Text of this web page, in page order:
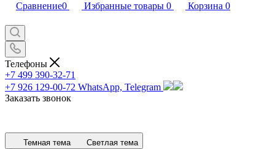
Сравнение0 Избранные товары 0 Корзина 0
Телефоны
+7 499 390-32-71
+7 926 129-00-72 WhatsApp, Telegram
Заказать звонок
Темная тема Светлая тема